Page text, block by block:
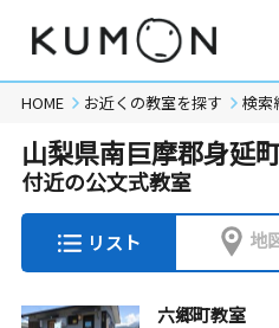
HOME お近くの教室を探す 検索
山梨県南巨摩郡身延
付近の公文式教室
リスト 地
六郷町教室